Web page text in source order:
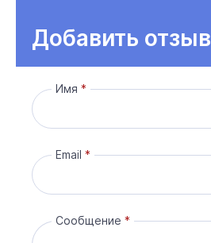
Добавить отзыв
Имя
Email
Сообщение